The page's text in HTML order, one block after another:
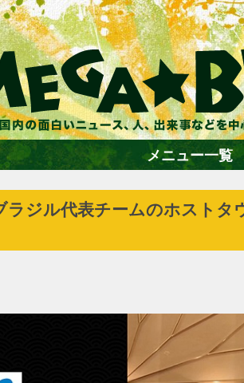
エンターテイメン
グルメ
メニュー一覧
ラジル代表チームのホストタ